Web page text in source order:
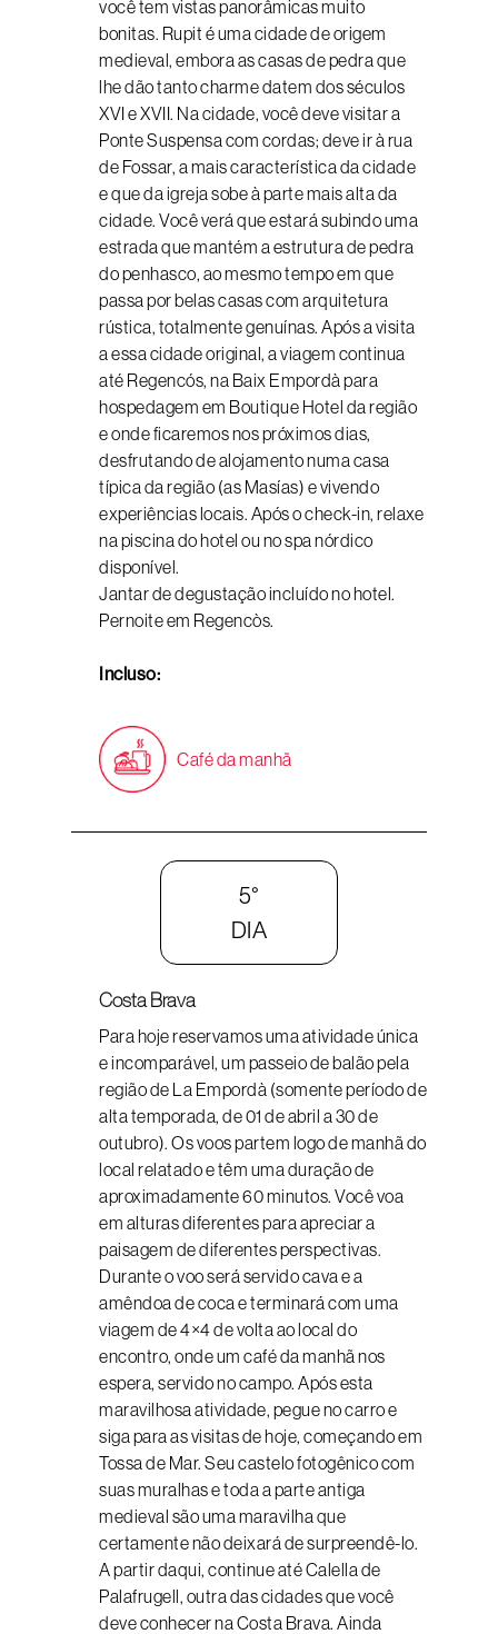
você tem vistas panorâmicas muito
bonitas. Rupit é uma cidade de origem
medieval, embora as casas de pedra que
lhe dão tanto charme datem dos séculos
XVI e XVII. Na cidade, você deve visitar a
Ponte Suspensa com cordas; deve ir à rua
de Fossar, a mais característica da cidade
e que da igreja sobe à parte mais alta da
cidade. Você verá que estará subindo uma
estrada que mantém a estrutura de pedra
do penhasco, ao mesmo tempo em que
passa por belas casas com arquitetura
rústica, totalmente genuínas. Após a visita
a essa cidade original, a viagem continua
até Regencós, na Baix Empordà para
hospedagem em Boutique Hotel da região
e onde ficaremos nos próximos dias,
desfrutando de alojamento numa casa
típica da região (as Masías) e vivendo
experiências locais. Após o check-in, relaxe
na piscina do hotel ou no spa nórdico
disponível.
Jantar de degustação incluído no hotel.
Pernoite em Regencòs.
Incluso:
Café da manhã
5°
DIA
Costa Brava
Para hoje reservamos uma atividade única
e incomparável, um passeio de balão pela
região de La Empordà (somente período de
alta temporada, de 01 de abril a 30 de
outubro). Os voos partem logo de manhã do
local relatado e têm uma duração de
aproximadamente 60 minutos. Você voa
em alturas diferentes para apreciar a
paisagem de diferentes perspectivas.
Durante o voo será servido cava e a
amêndoa de coca e terminará com uma
viagem de 4×4 de volta ao local do
encontro, onde um café da manhã nos
espera, servido no campo. Após esta
maravilhosa atividade, pegue no carro e
siga para as visitas de hoje, começando em
Tossa de Mar. Seu castelo fotogênico com
suas muralhas e toda a parte antiga
medieval são uma maravilha que
certamente não deixará de surpreendê-lo.
A partir daqui, continue até Calella de
Palafrugell, outra das cidades que você
deve conhecer na Costa Brava. Ainda